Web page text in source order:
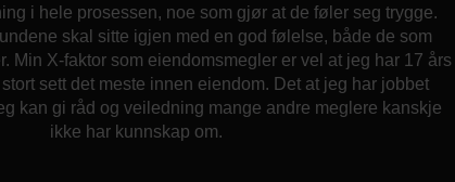
i hele prosessen, noe som gjør at de føler seg trygge.
skal sitte igjen med en god følelse, både de som
Min X-faktor som eiendomsmegler er vel at jeg har 17 års
sett det meste innen eiendom. Det at jeg har jobbet
kan gi råd og veiledning mange andre meglere kanskje
ikke har kunnskap om.